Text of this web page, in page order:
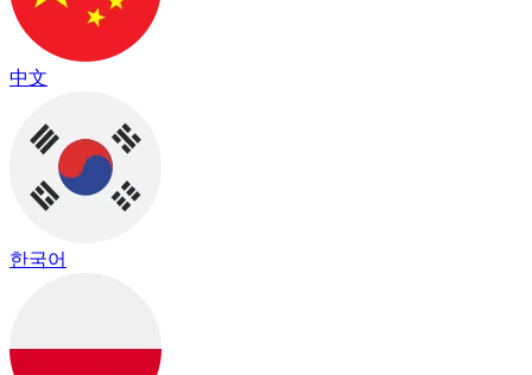
中文
한국어